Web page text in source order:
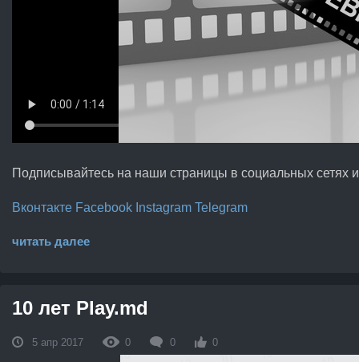
Подписывайтесь на наши страницы в социальных сетях
Вконтакте Facebook Instagram Telegram
читать далее
10 лет Play.md
5 апр 2017 0 0 0